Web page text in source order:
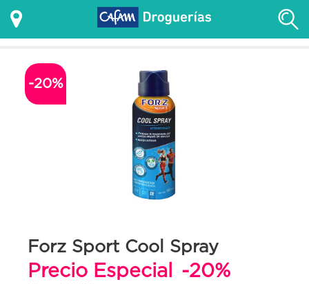
-20%
Forz Sport Cool Spray
Precio Especial -20%